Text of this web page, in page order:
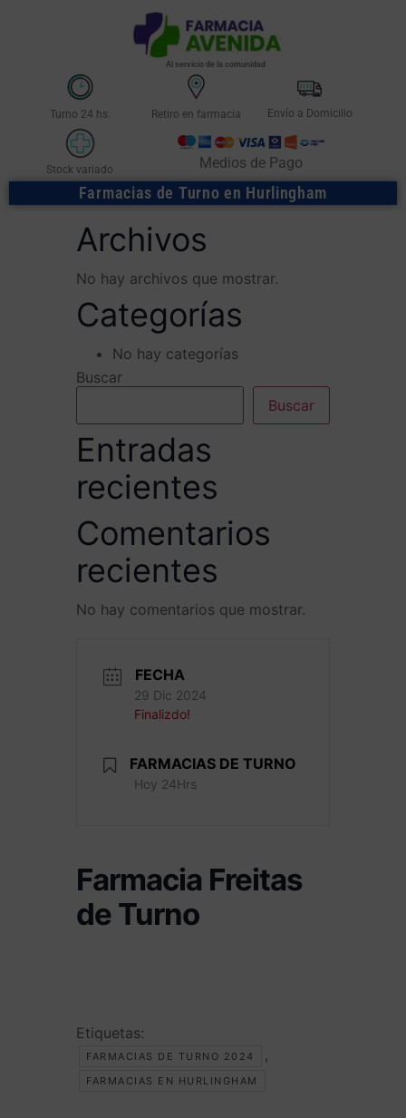
Al servicio de la comunidad
Turno 24 hs. Retiro en farmacia Envío a Domicilio
Stock variado Medios de Pago
Farmacias de Turno en Hurlingham
Archivos
No hay archivos que mostrar.
Categorías
No hay categorías
Buscar
Buscar
Entradas
recientes
Comentarios
recientes
No hay comentarios que mostrar.
FECHA
29 Dic 2024
Finalizdo!
FARMACIAS DE TURNO
Hoy 24Hrs
Farmacia Freitas
de Turno
Etiquetas:
FARMACIAS DE TURNO 2024 ,
FARMACIAS EN HURLINGHAM